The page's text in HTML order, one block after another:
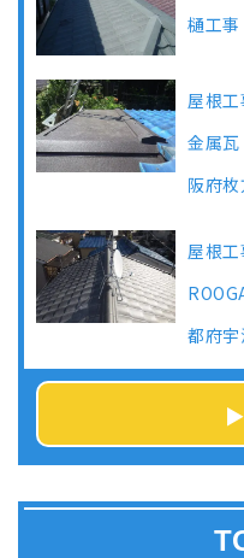
樋工事
屋根
金属
阪府枚
屋根
都府宇